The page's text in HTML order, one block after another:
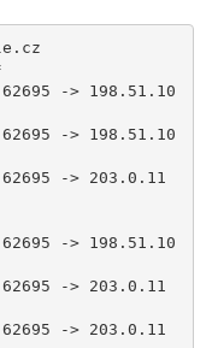
-> 198.51.10
-> 198.51.10
-> 203.0.11
-> 198.51.10
-> 203.0.11
-> 203.0.11